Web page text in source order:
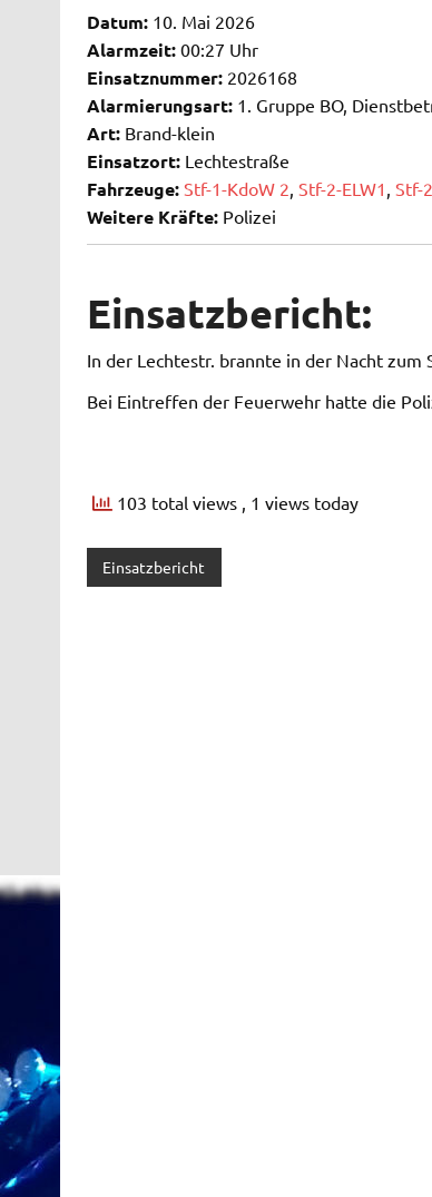
Datum:10. Mai 2026
Alarmzeit:00:27 Uhr
Einsatznummer:2026168
Alarmierungsart:1. Gruppe BO,
Art:Brand-klein
Einsatzort:Lechtestraße
Fahrzeuge: Stf-1-KdoW 2, Stf-2-ELW1 , Stf-
Weitere Kräfte:Polizei
Einsatzbericht:
In der Lechtestr. brannte in der Nacht zum
Bei Eintreffen der Feuerwehr hatte die
103 total views , 1 views today
Einsatzbericht